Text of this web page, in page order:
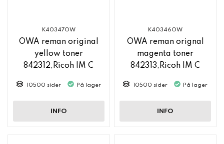
K40347OW
OWA reman original
yellow toner
842312,Ricoh IM C
10500 sider På lager
INFO
K40346OW
OWA reman orignal
magenta toner
842313,Ricoh IM C
10500 sider På lager
INFO